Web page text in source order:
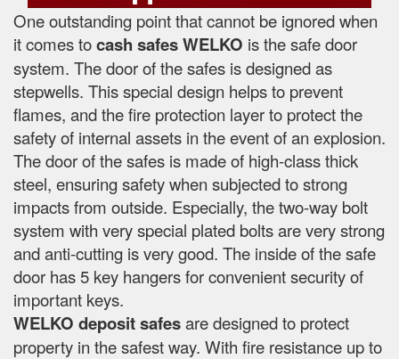
One outstanding point that cannot be ignored when
it comes tocash safesWELKO is the safe door
system. The door of the safes is designed as
stepwells. This special design helps to prevent
flames, and the fire protection layer to protect the
safety of internal assets in the event of an explosion.
The door of the safes is made of high-class thick
steel, ensuring safety when subjected to strong
impacts from outside. Especially, the two-way bolt
system with very special plated bolts are very strong
and anti-cutting is very good. The inside of the safe
door has 5 key hangers for convenient security of
important keys.
WELKO deposit safesare designed to protect
property in the safest way. With fire resistance up to